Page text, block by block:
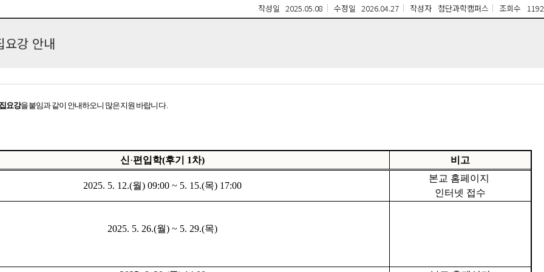
작성일 2025.05.08 수정일 2026.04.27 작성자 첨단과학캠퍼스 조회수 1192
요강 안내
요강을 붙임과 같이 안내하오니 많은 지원 바랍니다.
신·편입학(후기 1차) 비고
2025. 5. 12.(월) 09:00 ~ 5. 15.(목) 17:00
본교 홈페이지
인터넷 접수
2025. 5. 26.(월) ~ 5. 29.(목)